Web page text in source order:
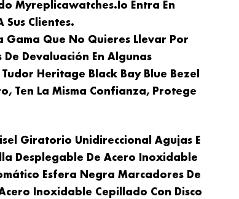
Myreplicawatches.io Entra En
Sus Clientes.
Gama Que No Quieres Llevar Por
Devaluación En Algunas
Heritage Black Bay Blue Bezel
Ten La Misma Confianza, Protege
Giratorio Unidireccional Agujas E
Desplegable De Acero Inoxidable
Esfera Negra Marcadores De
Inoxidable Cepillado Con Disco